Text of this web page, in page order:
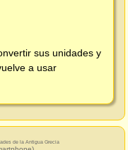
sus unidades y
a usar
de la Antigua Grecia